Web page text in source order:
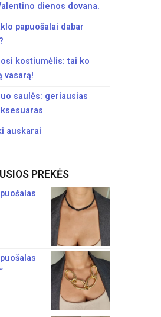
dienos dovana.
papuošalai dabar
kostiumėlis: tai ko
vasarą!
saulės: geriausias
auskarai
PREKĖS